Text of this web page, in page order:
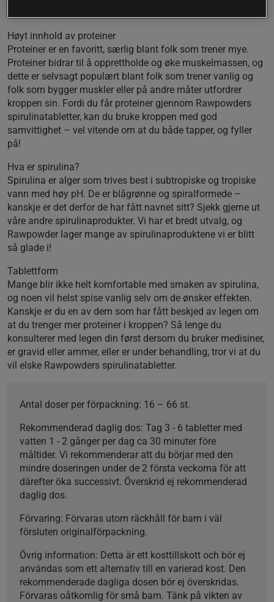
Høyt innhold av proteiner
Proteiner er en favoritt, særlig blant folk som trener mye.
Proteiner bidrar til å opprettholde og øke muskelmassen, og
dette er selvsagt populært blant folk som trener vanlig og
folk som bygger muskler eller på andre måter utfordrer
kroppen sin. Fordi du får proteiner gjennom Rawpowders
spirulinatabletter, kan du bruke kroppen med god
samvittighet – vel vitende om at du både tapper, og fyller
på!
Hva er spirulina?
Spirulina er alger som trives best i subtropiske og tropiske
vann med høy pH. De er blågrønne og spiralformede –
kanskje er det derfor de har fått navnet sitt? Sjekk gjerne ut
våre andre spirulinaprodukter. Vi har et bredt utvalg, og
Rawpowder lager mange av spirulinaproduktene vi er blitt
så glade i!
Tablettform
Mange blir ikke helt komfortable med smaken av spirulina,
og noen vil helst spise vanlig selv om de ønsker effekten.
Kanskje er du en av dem som har fått beskjed av legen om
at du trenger mer proteiner i kroppen? Så lenge du
konsulterer med legen din først dersom du bruker medisiner,
er gravid eller ammer, eller er under behandling, tror vi at du
vil elske Rawpowders spirulinatabletter.
Antal doser per förpackning: 16 – 66 st.
Rekommenderad daglig dos: Tag 3 - 6 tabletter med
vatten 1 - 2 gånger per dag ca 30 minuter före
måltider. Vi rekommenderar att du börjar med den
mindre doseringen under de 2 första veckorna för att
därefter öka successivt. Överskrid ej rekommenderad
daglig dos.
Förvaring: Förvaras utom räckhåll för barn i väl
försluten originalförpackning.
Övrig information: Detta är ett kosttillskott och bör ej
användas som ett alternativ till en varierad kost. Den
rekommenderade dagliga dosen bör ej överskridas.
Förvaras oåtkomlig för små barn. Tänk på vikten av